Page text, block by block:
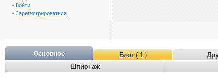
- Войти
- Зарегистрироваться
Основное Блог( 1 )
Шпионаж